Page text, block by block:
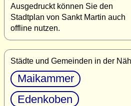
Ausgedruckt können Sie den
Stadtplan von Sankt Martin auch
offline nutzen.
Städte und Gemeinden in der
Maikammer
Edenkoben